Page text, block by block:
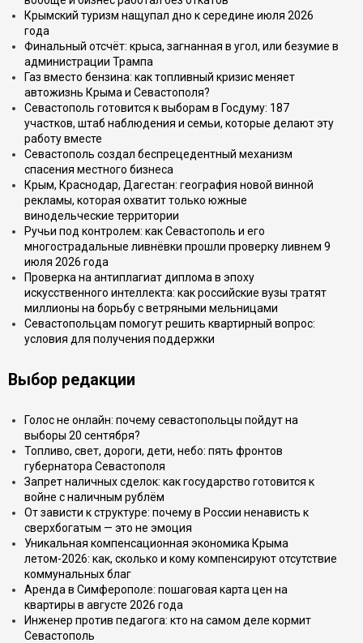
Крымский туризм нащупал дно к середине июля 2026
года
Финальный отсчёт: крыса, загнанная в угол, или безумие в
администрации Трампа
Газ вместо бензина: как топливный кризис меняет
автожизнь Крыма и Севастополя?
Севастополь готовится к выборам в Госдуму: 187
участков, штаб наблюдения и семьи, которые делают эту
работу вместе
Севастополь создал беспрецедентный механизм
спасения местного бизнеса
Крым, Краснодар, Дагестан: география новой винной
рекламы, которая охватит только южные
винодельческие территории
Ручьи под контролем: как Севастополь и его
многострадальные ливнёвки прошли проверку ливнем 9
июля 2026 года
Проверка на антиплагиат диплома в эпоху
искусственного интеллекта: как российские вузы тратят
миллионы на борьбу с ветряными мельницами
Севастопольцам помогут решить квартирный вопрос:
условия для получения поддержки
Выбор редакции
Голос не онлайн: почему севастопольцы пойдут на
выборы 20 сентября?
Топливо, свет, дороги, дети, небо: пять фронтов
губернатора Севастополя
Запрет наличных сделок: как государство готовится к
войне с наличным рублём
От зависти к структуре: почему в России ненависть к
сверхбогатым — это не эмоция
Уникальная компенсационная экономика Крыма
летом-2026: как, сколько и кому компенсируют отсутствие
коммунальных благ
Аренда в Симферополе: пошаговая карта цен на
квартиры в августе 2026 года
Инженер против педагога: кто на самом деле кормит
Севастополь